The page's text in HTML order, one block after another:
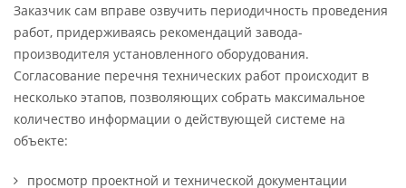
Заказчик сам вправе озвучить периодичность проведения
работ, придерживаясь рекомендаций завода-
производителя установленного оборудования.
Согласование перечня технических работ происходит в
несколько этапов, позволяющих собрать максимальное
количество информации о действующей системе на
объекте:
просмотр проектной и технической документации